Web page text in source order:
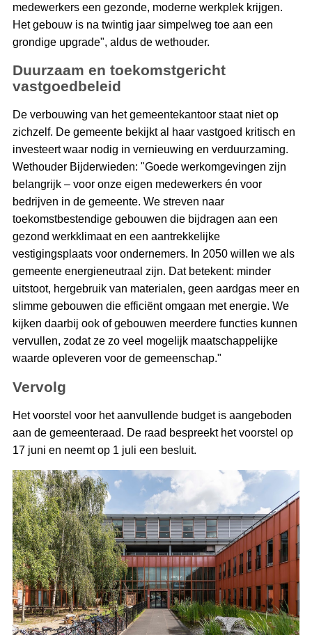
medewerkers een gezonde, moderne werkplek krijgen.
Het gebouw is na twintig jaar simpelweg toe aan een
grondige upgrade", aldus de wethouder.
Duurzaam en toekomstgericht
vastgoedbeleid
De verbouwing van het gemeentekantoor staat niet op
zichzelf. De gemeente bekijkt al haar vastgoed kritisch en
investeert waar nodig in vernieuwing en verduurzaming.
Wethouder Bijderwieden: "Goede werkomgevingen zijn
belangrijk – voor onze eigen medewerkers én voor
bedrijven in de gemeente. We streven naar
toekomstbestendige gebouwen die bijdragen aan een
gezond werkklimaat en een aantrekkelijke
vestigingsplaats voor ondernemers. In 2050 willen we als
gemeente energieneutraal zijn. Dat betekent: minder
uitstoot, hergebruik van materialen, geen aardgas meer en
slimme gebouwen die efficiënt omgaan met energie. We
kijken daarbij ook of gebouwen meerdere functies kunnen
vervullen, zodat ze zo veel mogelijk maatschappelijke
waarde opleveren voor de gemeenschap."
Vervolg
Het voorstel voor het aanvullende budget is aangeboden
aan de gemeenteraad. De raad bespreekt het voorstel op
17 juni en neemt op 1 juli een besluit.